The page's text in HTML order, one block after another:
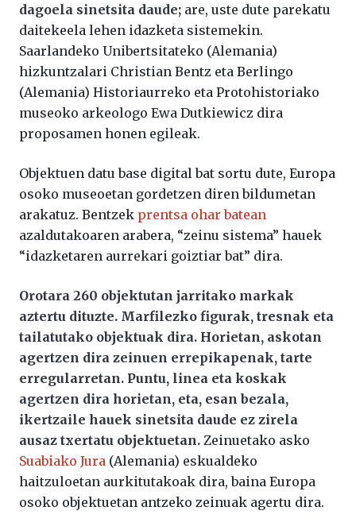
dagoela sinetsita daude; are, uste dute parekatu
daitekeela lehen idazketa sistemekin.
Saarlandeko Unibertsitateko (Alemania)
hizkuntzalari Christian Bentz eta Berlingo
(Alemania) Historiaurreko eta Protohistoriako
museoko arkeologo Ewa Dutkiewicz dira
proposamen honen egileak.
Objektuen datu base digital bat sortu dute, Europa
osoko museoetan gordetzen diren bildumetan
arakatuz. Bentzek prentsa ohar batean
azaldutakoaren arabera, “zeinu sistema” hauek
“idazketaren aurrekari goiztiar bat” dira.
Orotara 260 objektutan jarritako markak
aztertu dituzte. Marfilezko figurak, tresnak eta
tailatutako objektuak dira. Horietan, askotan
agertzen dira zeinuen errepikapenak, tarte
erregularretan. Puntu, linea eta koskak
agertzen dira horietan, eta, esan bezala,
ikertzaile hauek sinetsita daude ez zirela
ausaz txertatu objektuetan. Zeinuetako asko
Suabiako Jura (Alemania) eskualdeko
haitzuloetan aurkitutakoak dira, baina Europa
osoko objektuetan antzeko zeinuak agertu dira.